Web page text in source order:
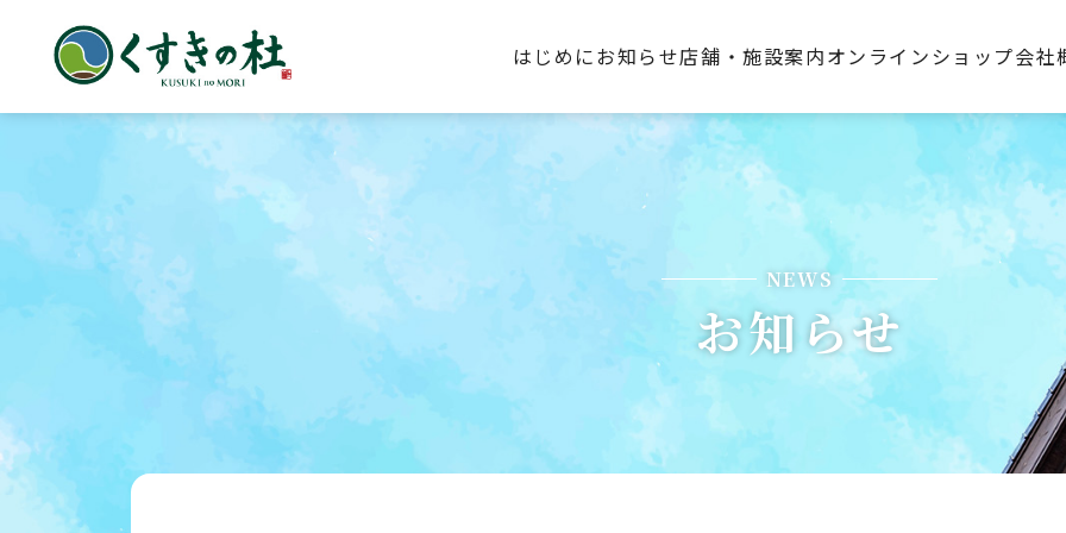
はじめにお知らせ店舗・施設案内オンラインショップ会社
NEWS
お知らせ